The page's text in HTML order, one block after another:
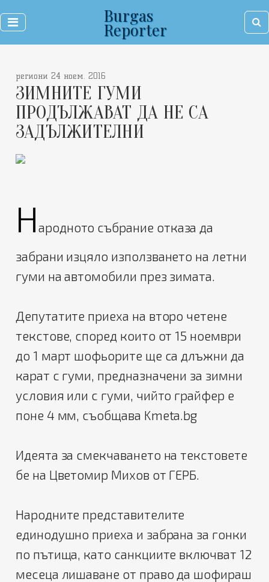
Burgas
Reporter
региони 24 ноем. 2016
ЗИМНИТЕ ГУМИ
ПРОДЪЛЖАВАТ ДА НЕ СА
ЗАДЪЛЖИТЕЛНИ
Н ародното събрание отказа да
забрани изцяло използването на летни
гуми на автомобили през зимата.
Депутатите приеха на второ четене
текстове, според които от 15 ноември
до 1 март шофьорите ще са длъжни да
карат с гуми, предназначени за зимни
условия или с гуми, чийто грайфер е
поне 4 мм, съобщава Kmeta.bg
Идеята за смекчаването на текстовете
бе на Цветомир Михов от ГЕРБ.
Народните представителите
единодушно приеха и забрана за гонки
по пътища, като санкциите включват 12
месеца лишаване от право да шофираш